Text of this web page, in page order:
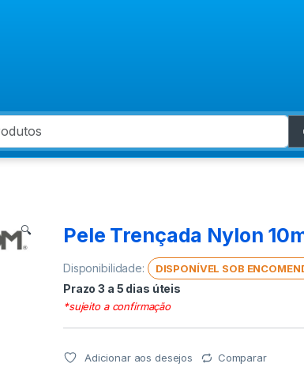
🔍 Pele Trençada Nylon
Disponibilidade: DISPONÍVEL SOB
Prazo 3 a 5 dias úteis
*sujeito a confirmação
Adicionar aos desejos Comparar